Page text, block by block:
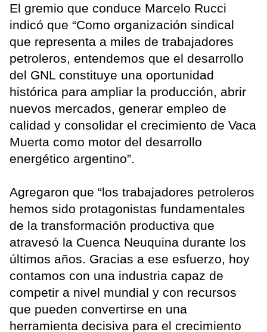
El gremio que conduce Marcelo Rucci
indicó que “Como organización sindical
que representa a miles de trabajadores
petroleros, entendemos que el desarrollo
del GNL constituye una oportunidad
histórica para ampliar la producción, abrir
nuevos mercados, generar empleo de
calidad y consolidar el crecimiento de Vaca
Muerta como motor del desarrollo
energético argentino”.
Agregaron que “los trabajadores petroleros
hemos sido protagonistas fundamentales
de la transformación productiva que
atravesó la Cuenca Neuquina durante los
últimos años. Gracias a ese esfuerzo, hoy
contamos con una industria capaz de
competir a nivel mundial y con recursos
que pueden convertirse en una
herramienta decisiva para el crecimiento